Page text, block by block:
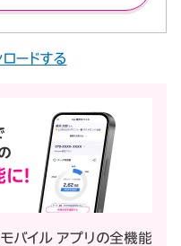
ードする
！
バイル アプリの全機能